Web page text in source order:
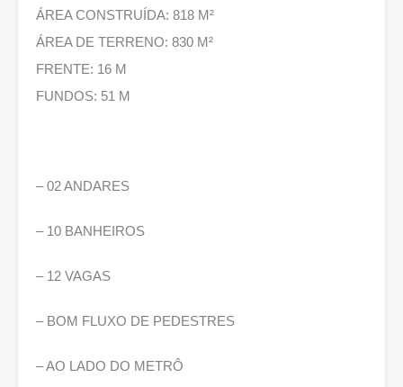
ÁREA CONSTRUÍDA: 818 M²
ÁREA DE TERRENO: 830 M²
FRENTE: 16 M
FUNDOS: 51 M
– 02 ANDARES
– 10 BANHEIROS
– 12 VAGAS
– BOM FLUXO DE PEDESTRES
– AO LADO DO METRÔ